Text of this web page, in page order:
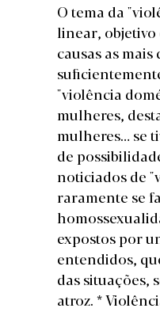
O tema da
linear, objetivo
causas as
"violência
mulheres,
mulheres… se
de
noticiados de
raramente se
expostos por
entendidos,
das situações,
atroz. *